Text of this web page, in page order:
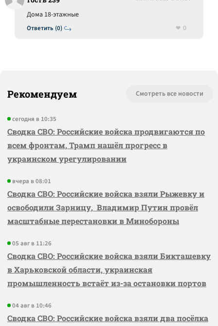
Ответить (0)
Дома 18-этажные
0
Рекомендуем Смотреть все новости
сегодня в 10:35
Сводка СВО: Российские войска продвигаются по
всем фронтам, Трамп нашёл прогресс в
украинском урегулировании
вчера в 08:01
Сводка СВО: Российские войска взяли Рыжевку и
освободили Зарницу, Владимир Путин провёл
масштабные перестановки в Минобороны
05 авг в 11:26
Сводка СВО: Российские войска взяли Бикташевку
в Харьковской области, украинская
промышленность встаёт из-за остановки портов
04 авг в 10:46
Сводка СВО: Российские войска взяли два посёлка